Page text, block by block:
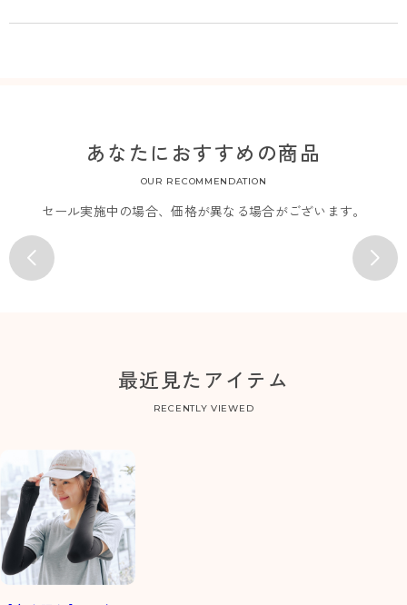
あなたにおすすめの商品
OUR RECOMMENDATION
セール実施中の場合、価格が異なる場合がございます。
最近見たアイテム
RECENTLY VIEWED